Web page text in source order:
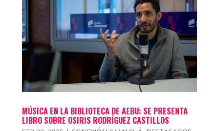
MÚSICA EN LA BIBLIOTECA DE AEBU: SE PRESENTA
LIBRO SOBRE OSIRIS RODRÍGUEZ CASTILLOS